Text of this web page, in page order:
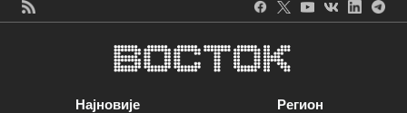
Најновије
Регион